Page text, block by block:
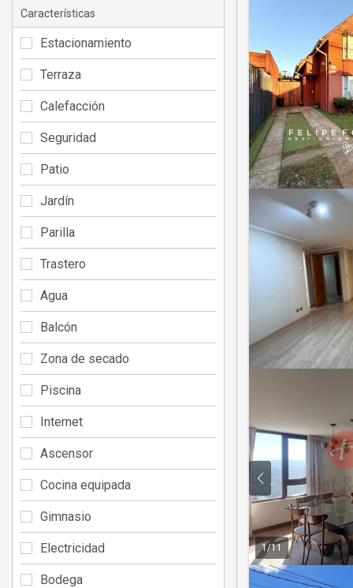
1/11
Características
Estacionamiento
Terraza
Calefacción
Seguridad
Patio
Jardín
Parilla
Trastero
Agua
Balcón
Zona de secado
Piscina
Internet
Ascensor
Cocina equipada
Gimnasio
Electricidad
Bodega